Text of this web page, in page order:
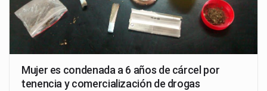
Mujer es condenada a 6 años de cárcel por
tenencia y comercialización de drogas